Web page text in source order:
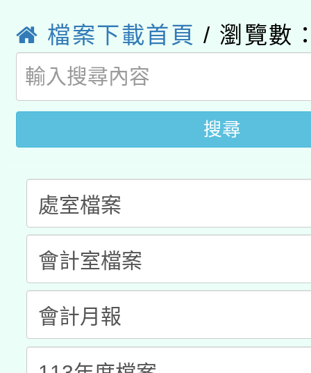
招)
本館辦理115年度閱讀
暨閱讀推動專業研習
科技賦能─人工智慧
礎課程
A3數位素養講師名單
「數位內容與教學軟體
pilot」
有關大陸委員會函釋公
薪期間赴陸應申請許可
轉知經濟部水利署委託
業技術研究院辦理「
用水績優單位及節水達
動」
115年8月22日(星期六
桃園市孔廟祈福系列
開 智慧啟航」
2026年桃園地景藝術
檔案下載首頁 / 瀏覽數
搜尋